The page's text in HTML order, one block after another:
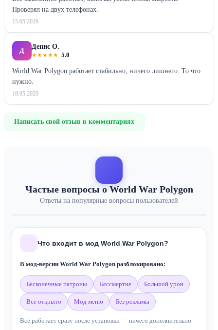
Проверял на двух телефонах.
15.05.2026
Д
Денис О.
★★★★★ 5.0
World War Polygon работает стабильно, ничего лишнего. То что
нужно.
18.05.2026
Написать свой отзыв в комментариях
Частые вопросы о World War Polygon
Ответы на популярные вопросы пользователей
Что входит в мод World War Polygon?
В мод-версии World War Polygon разблокировано:
бесконечные патроны бессмертие большой урон
всё открыто мод меню без рекламы
Всё работает сразу после установки — ничего дополнительно